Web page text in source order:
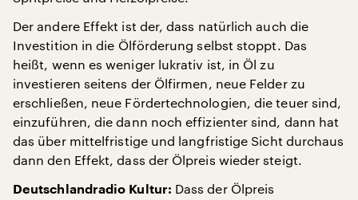
Der andere Effekt ist der, dass natürlich auch die
Investition in die Ölförderung selbst stoppt. Das
heißt, wenn es weniger lukrativ ist, in Öl zu
investieren seitens der Ölfirmen, neue Felder zu
erschließen, neue Fördertechnologien, die teuer sind,
einzuführen, die dann noch effizienter sind, dann hat
das über mittelfristige und langfristige Sicht durchaus
dann den Effekt, dass der Ölpreis wieder steigt.
Deutschlandradio Kultur: Dass der Ölpreis